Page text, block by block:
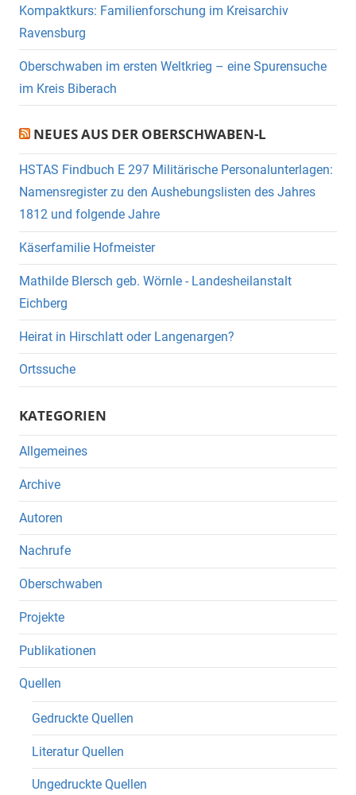
Kompaktkurs: Familienforschung im Kreisarchiv
Ravensburg
Oberschwaben im ersten Weltkrieg – eine Spurensuche
im Kreis Biberach
NEUES AUS DER OBERSCHWABEN-L
HSTAS Findbuch E 297 Militärische Personalunterlagen:
Namensregister zu den Aushebungslisten des Jahres
1812 und folgende Jahre
Käserfamilie Hofmeister
Mathilde Blersch geb. Wörnle - Landesheilanstalt
Eichberg
Heirat in Hirschlatt oder Langenargen?
Ortssuche
KATEGORIEN
Allgemeines
Archive
Autoren
Nachrufe
Oberschwaben
Projekte
Publikationen
Quellen
Gedruckte Quellen
Literatur Quellen
Ungedruckte Quellen